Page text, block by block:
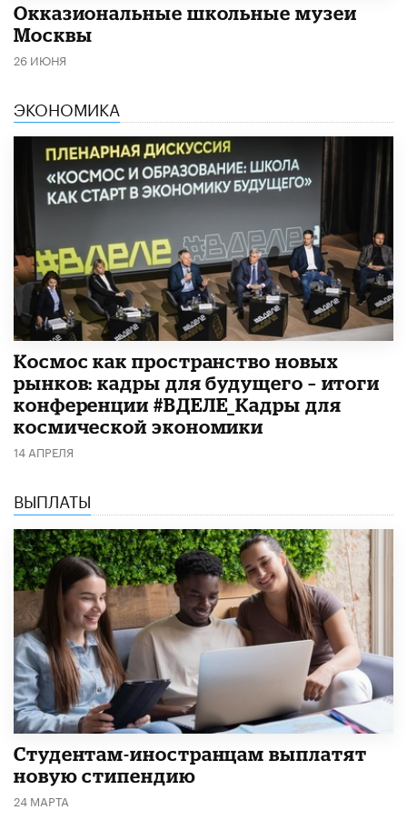
​Окказиональные школьные музеи
Москвы
26 ИЮНЯ
ЭКОНОМИКА
Космос как пространство новых
рынков: кадры для будущего – итоги
конференции #ВДЕЛЕ_Кадры для
космической экономики
14 АПРЕЛЯ
ВЫПЛАТЫ
Студентам-иностранцам выплатят
новую стипендию
24 МАРТА